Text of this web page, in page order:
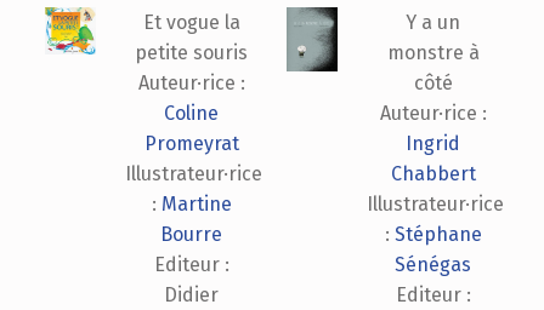
Et vogue la
petite souris
Auteur·rice :
Coline
Promeyrat
Illustrateur·rice
: Martine
Bourre
Editeur :
Didier
Y a un
monstre à
côté
Auteur·rice :
Ingrid
Chabbert
Illustrateur·rice
: Stéphane
Sénégas
Editeur :